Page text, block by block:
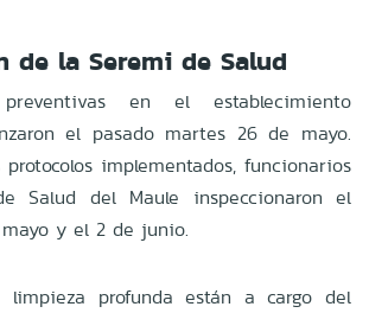
de la Seremi de Salud
en el establecimiento
el pasado martes 26 de mayo.
implementados, funcionarios
Salud del Maule inspeccionaron el
y el 2 de junio.
limpieza profunda están a cargo del